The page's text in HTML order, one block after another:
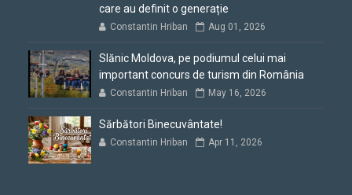
care au definit o generație
Constantin Hriban Aug 01, 2026
Slănic Moldova, pe podiumul celui mai
important concurs de turism din România
Constantin Hriban May 16, 2026
Sărbători Binecuvântate!
Constantin Hriban Apr 11, 2026